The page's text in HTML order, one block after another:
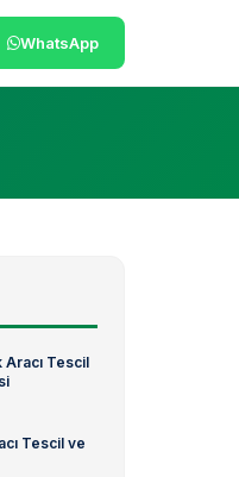
WhatsApp
Aracı Tescil
Tescil ve